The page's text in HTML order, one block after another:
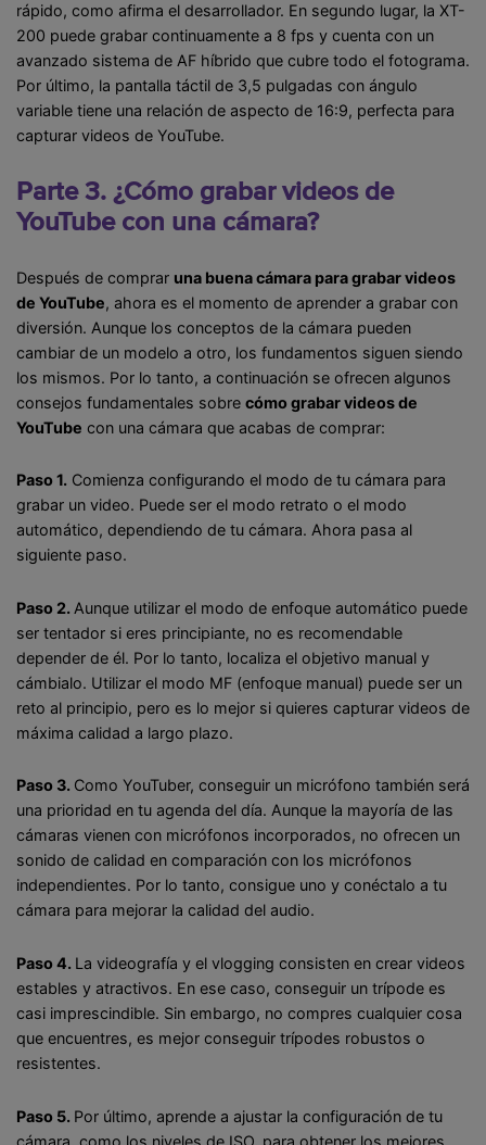
rápido, como afirma el desarrollador. En segundo lugar, la XT-
200 puede grabar continuamente a 8 fps y cuenta con un
avanzado sistema de AF híbrido que cubre todo el fotograma.
Por último, la pantalla táctil de 3,5 pulgadas con ángulo
variable tiene una relación de aspecto de 16:9, perfecta para
capturar videos de YouTube.
Parte 3. ¿Cómo grabar videos de
YouTube con una cámara?
Después de comprar una buena cámara para grabar videos
de YouTube, ahora es el momento de aprender a grabar con
diversión. Aunque los conceptos de la cámara pueden
cambiar de un modelo a otro, los fundamentos siguen siendo
los mismos. Por lo tanto, a continuación se ofrecen algunos
consejos fundamentales sobre cómo grabar videos de
YouTube con una cámara que acabas de comprar:
Paso 1. Comienza configurando el modo de tu cámara para
grabar un video. Puede ser el modo retrato o el modo
automático, dependiendo de tu cámara. Ahora pasa al
siguiente paso.
Paso 2. Aunque utilizar el modo de enfoque automático puede
ser tentador si eres principiante, no es recomendable
depender de él. Por lo tanto, localiza el objetivo manual y
cámbialo. Utilizar el modo MF (enfoque manual) puede ser un
reto al principio, pero es lo mejor si quieres capturar videos de
máxima calidad a largo plazo.
Paso 3. Como YouTuber, conseguir un micrófono también será
una prioridad en tu agenda del día. Aunque la mayoría de las
cámaras vienen con micrófonos incorporados, no ofrecen un
sonido de calidad en comparación con los micrófonos
independientes. Por lo tanto, consigue uno y conéctalo a tu
cámara para mejorar la calidad del audio.
Paso 4. La videografía y el vlogging consisten en crear videos
estables y atractivos. En ese caso, conseguir un trípode es
casi imprescindible. Sin embargo, no compres cualquier cosa
que encuentres, es mejor conseguir trípodes robustos o
resistentes.
Paso 5. Por último, aprende a ajustar la configuración de tu
cámara, como los niveles de ISO, para obtener los mejores